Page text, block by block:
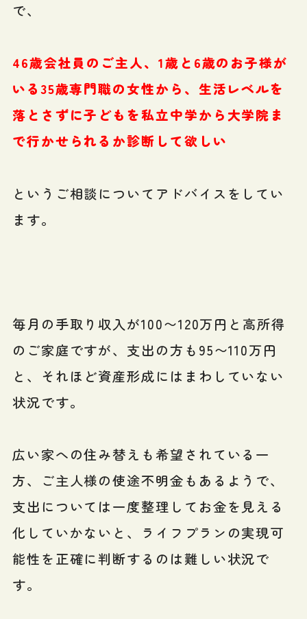
で、
46歳会社員のご主人、1歳と6歳のお子様が
いる35歳専門職の女性から、生活レベルを
落とさずに子どもを私立中学から大学院ま
で行かせられるか診断して欲しい
というご相談についてアドバイスをしてい
ます。
毎月の手取り収入が100〜120万円と高所得
のご家庭ですが、支出の方も95〜110万円
と、それほど資産形成にはまわしていない
状況です。
広い家への住み替えも希望されている一
方、ご主人様の使途不明金もあるようで、
支出については一度整理してお金を見える
化していかないと、ライフプランの実現可
能性を正確に判断するのは難しい状況で
す。